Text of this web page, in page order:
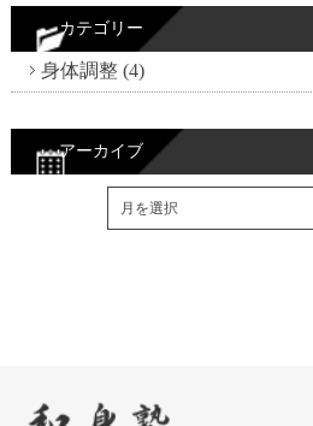
カテゴリー
身体調整 (4)
アーカイブ